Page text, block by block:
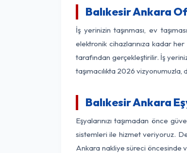
Balıkesir Ankara
İş yerinizin taşınması, ev
elektronik cihazlarınıza kadar
tarafından gerçekleştirilir. İş
taşımacılıkta 2026 vizyonumuzla,
Balıkesir Ankara
Eşyalarınızı taşımadan önce
sistemleri ile hizmet veriyoruz.
Ankara nakliye süreci öncesinde